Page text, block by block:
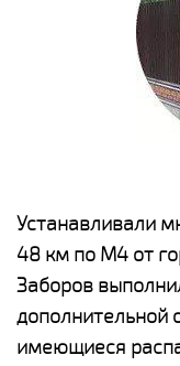
Устанавливали
48 км по М4 от
Заборов
дополнительной
имеющиеся